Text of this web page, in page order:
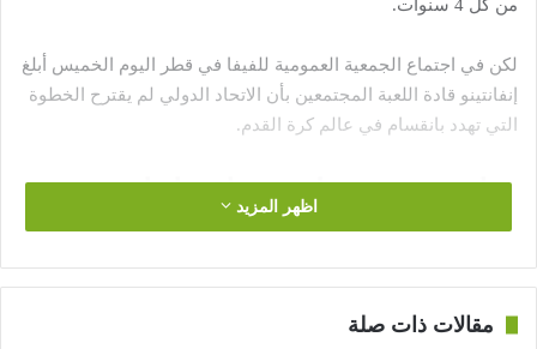
من كل 4 سنوات.
لكن في اجتماع الجمعية العمومية للفيفا في قطر اليوم الخميس أبلغ
إنفانتينو قادة اللعبة المجتمعين بأن الاتحاد الدولي لم يقترح الخطوة
التي تهدد بانقسام في عالم كرة القدم.
دراسة جدوى وليست اقتراحا
البطولة كل عامين. خلال المؤتمر الأخير للفيفا تم التصويت بنسبة
اظهر المزيد
مقالات ذات صلة